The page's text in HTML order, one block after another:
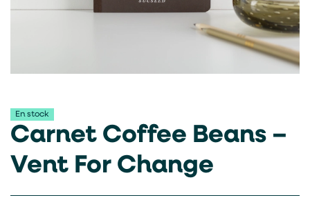
En stock
Carnet Coffee Beans –
Vent For Change